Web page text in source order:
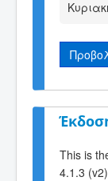
This is
4.1.3 (v2)